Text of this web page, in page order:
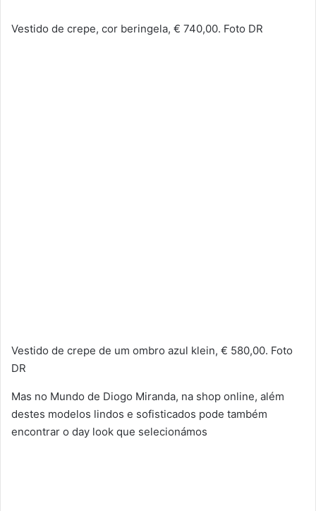
Vestido de crepe, cor beringela, € 740,00. Foto DR
Vestido de crepe de um ombro azul klein, € 580,00. Foto
DR
Mas no Mundo de Diogo Miranda, na shop online, além
destes modelos lindos e sofisticados pode também
encontrar o day look que selecionámos